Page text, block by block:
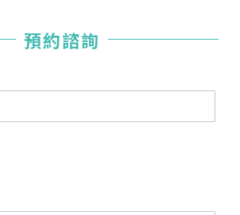
預約諮詢